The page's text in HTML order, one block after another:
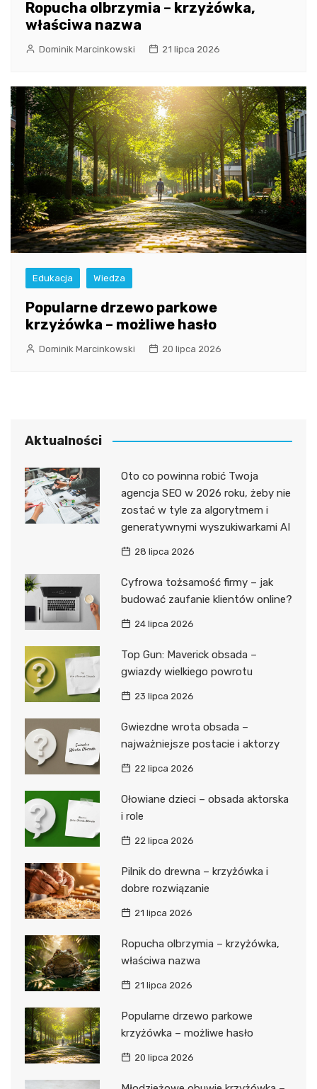
Ropucha olbrzymia – krzyżówka,
właściwa nazwa
Dominik Marcinkowski 21 lipca 2026
Edukacja Wiedza
Popularne drzewo parkowe
krzyżówka – możliwe hasło
Dominik Marcinkowski 20 lipca 2026
Aktualności
Oto co powinna robić Twoja
agencja SEO w 2026 roku, żeby nie
zostać w tyle za algorytmem i
generatywnymi wyszukiwarkami AI
28 lipca 2026
Cyfrowa tożsamość firmy – jak
budować zaufanie klientów online?
24 lipca 2026
Top Gun: Maverick obsada –
gwiazdy wielkiego powrotu
23 lipca 2026
Gwiezdne wrota obsada –
najważniejsze postacie i aktorzy
22 lipca 2026
Ołowiane dzieci – obsada aktorska
i role
22 lipca 2026
Pilnik do drewna – krzyżówka i
dobre rozwiązanie
21 lipca 2026
Ropucha olbrzymia – krzyżówka,
właściwa nazwa
21 lipca 2026
Popularne drzewo parkowe
krzyżówka – możliwe hasło
20 lipca 2026